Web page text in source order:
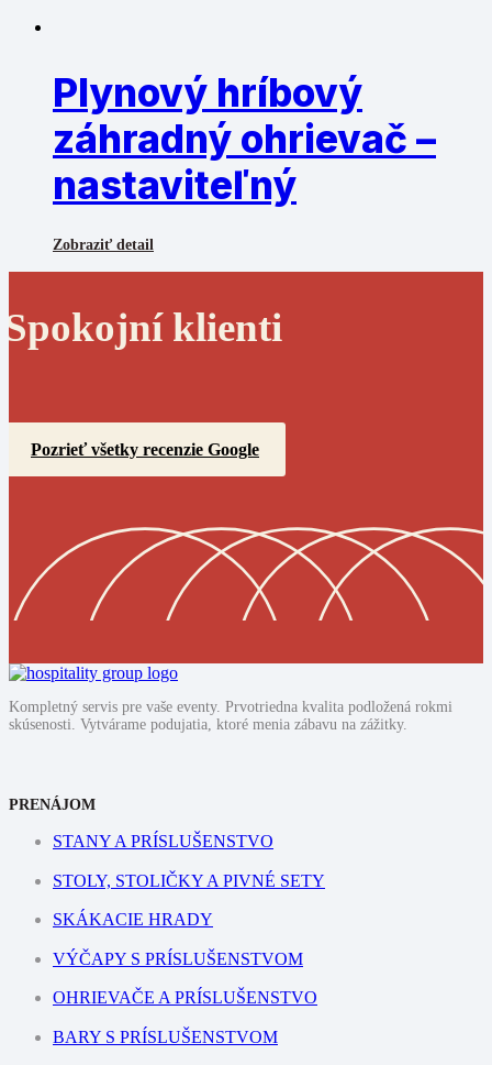
Plynový hríbový
záhradný ohrievač –
nastaviteľný
Zobraziť detail
Spokojní klienti
Pozrieť všetky recenzie Google
Kompletný servis pre vaše eventy. Prvotriedna kvalita podložená rokmi
skúsenosti. Vytvárame podujatia, ktoré menia zábavu na zážitky.
PRENÁJOM
STANY A PRÍSLUŠENSTVO
STOLY, STOLIČKY A PIVNÉ SETY
SKÁKACIE HRADY
VÝČAPY S PRÍSLUŠENSTVOM
OHRIEVAČE A PRÍSLUŠENSTVO
BARY S PRÍSLUŠENSTVOM